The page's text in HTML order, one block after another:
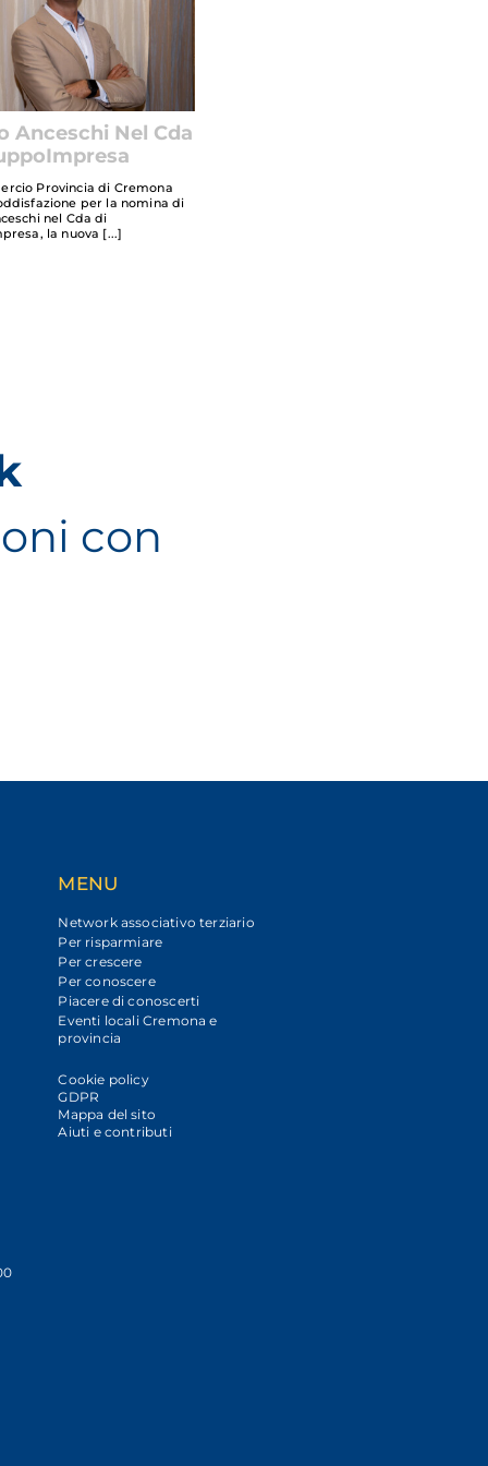
Anceschi Nel Cda
Provincia di Cremona
per la nomina di
nel Cda di
la nuova
con
MENU
Network associativo terziario
Per risparmiare
Per crescere
Per conoscere
Piacere di conoscerti
Eventi locali Cremona e
provincia
Cookie policy
GDPR
Mappa del sito
Aiuti e contributi